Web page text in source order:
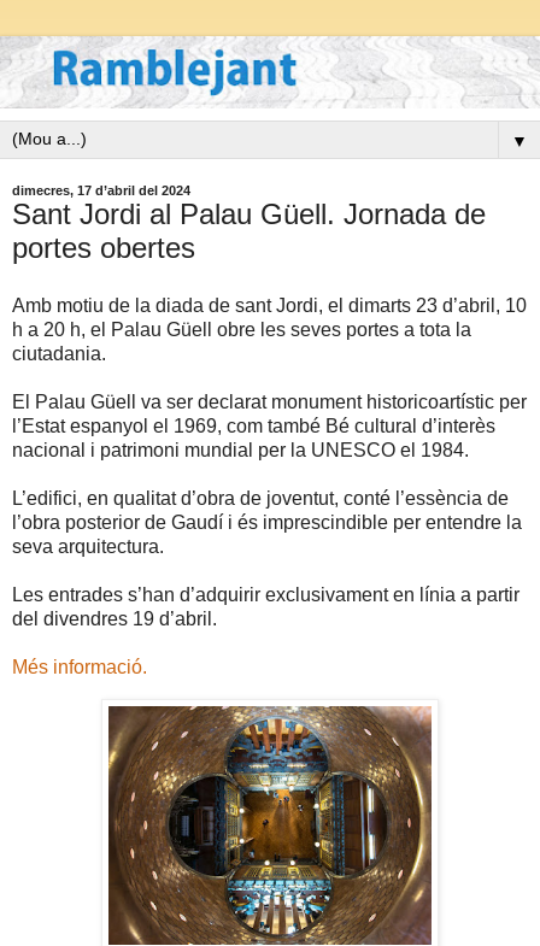
▼
dimecres, 17 d’abril del 2024
Sant Jordi al Palau Güell. Jornada de
portes obertes
Amb motiu de la diada de sant Jordi, el dimarts 23 d’abril, 10
h a 20 h, el Palau Güell obre les seves portes a tota la
ciutadania.
El Palau Güell va ser declarat monument historicoartístic per
l’Estat espanyol el 1969, com també Bé cultural d’interès
nacional i patrimoni mundial per la UNESCO el 1984.
L’edifici, en qualitat d’obra de joventut, conté l’essència de
l’obra posterior de Gaudí i és imprescindible per entendre la
seva arquitectura.
Les entrades s’han d’adquirir exclusivament en línia a partir
del divendres 19 d’abril.
Més informació.